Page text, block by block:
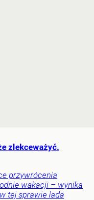
zlekceważyć.
przywrócenia
wakacji – wynika
tej sprawie lada